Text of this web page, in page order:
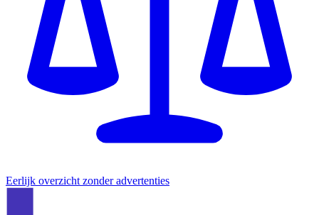
Eerlijk overzicht zonder advertenties